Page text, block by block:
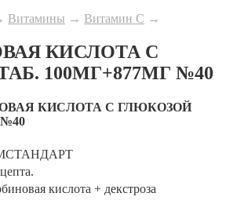
Витамины → Витамин С →
КИСЛОТА С
100МГ+877МГ №40
КИСЛОТА С ГЛЮКОЗОЙ
кислота + декстроза